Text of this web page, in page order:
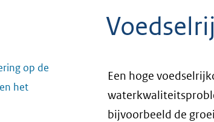
Een hoge
bijvoorbeeld de
op de
het